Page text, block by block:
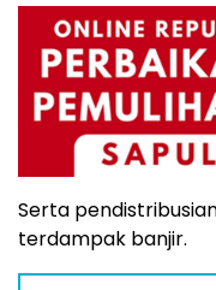
Serta
terdampak banjir.